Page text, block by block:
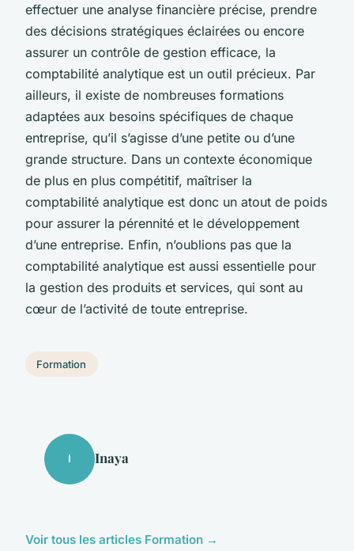
effectuer une analyse financière précise, prendre
des décisions stratégiques éclairées ou encore
assurer un contrôle de gestion efficace, la
comptabilité analytique est un outil précieux. Par
ailleurs, il existe de nombreuses formations
adaptées aux besoins spécifiques de chaque
entreprise, qu’il s’agisse d’une petite ou d’une
grande structure. Dans un contexte économique
de plus en plus compétitif, maîtriser la
comptabilité analytique est donc un atout de poids
pour assurer la pérennité et le développement
d’une entreprise. Enfin, n’oublions pas que la
comptabilité analytique est aussi essentielle pour
la gestion des produits et services, qui sont au
cœur de l’activité de toute entreprise.
Formation
I Inaya
Voir tous les articles Formation →